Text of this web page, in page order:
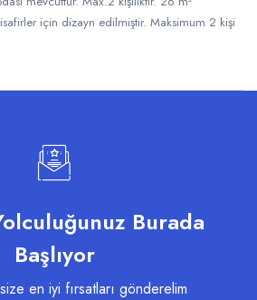
için dizayn edilmiştir. Maksimum 2 kişi
Burada
Başlıyor
en iyi fırsatları gönderelim